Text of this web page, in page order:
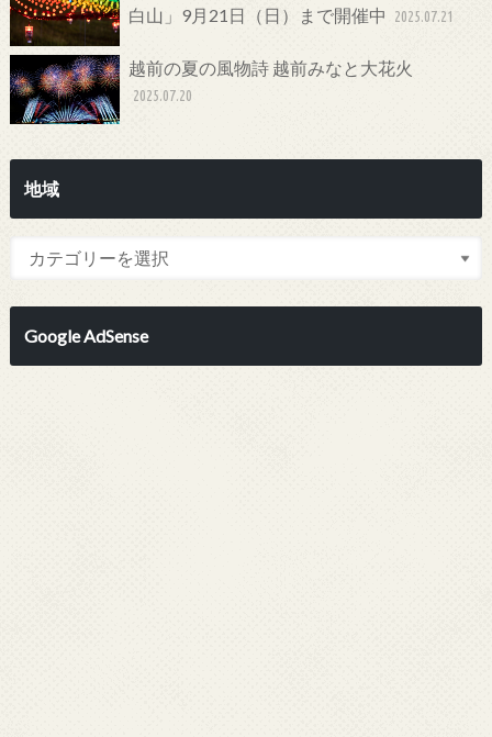
白山」9月21日（日）まで開催中
2025.07.21
越前の夏の風物詩 越前みなと大花火
2025.07.20
地域
Google AdSense